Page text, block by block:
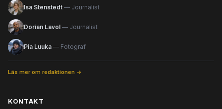
Isa Stenstedt — Journalist
Dorian Lavol — Journalist
Pia Luuka — Fotograf
Läs mer om redaktionen →
KONTAKT